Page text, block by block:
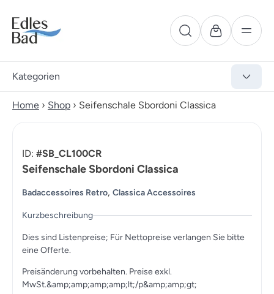
Kategorien
Home › Shop › Seifenschale Sbordoni Classica
ID: #SB_CL100CR
Seifenschale Sbordoni Classica
Badaccessoires Retro, Classica Accessoires
Kurzbeschreibung
Dies sind Listenpreise; Für Nettopreise verlangen Sie bitte
eine Offerte.
Preisänderung vorbehalten. Preise exkl.
MwSt.&amp;amp;amp;amp;lt;/p&amp;amp;gt;